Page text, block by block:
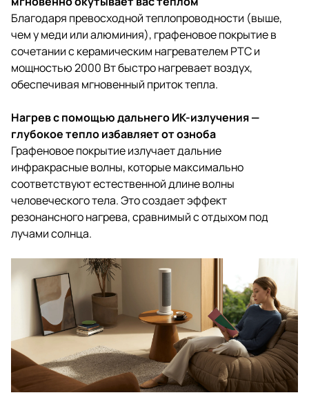
Благодаря превосходной теплопроводности (выше,
чем у меди или алюминия), графеновое покрытие в
сочетании с керамическим нагревателем PTC и
мощностью 2000 Вт быстро нагревает воздух,
обеспечивая мгновенный приток тепла.
Нагрев с помощью дальнего ИК-излучения —
глубокое тепло избавляет от озноба
Графеновое покрытие излучает дальние
инфракрасные волны, которые максимально
соответствуют естественной длине волны
человеческого тела. Это создает эффект
резонансного нагрева, сравнимый с отдыхом под
лучами солнца.